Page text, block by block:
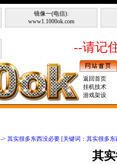
镜像一(电信):
www1.1000ok.com
--请记
返回首页
挂机技术
游戏架设
-> 其实很多东西没必要 [关键词：其实很多
其